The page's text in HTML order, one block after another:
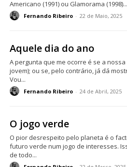
Americano (1991) ou Glamorama
Fernando Ribeiro - 22 de Maio, 2025
Aquele dia do ano
A pergunta que me ocorre é se a
jovem); ou se, pelo contrário, já dá
Vou...
Fernando Ribeiro - 24 de Abril, 2025
O jogo verde
O pior desrespeito pelo planeta é o
futuro verde num jogo de interesses. Isso e a orientação absoluta
de todo...